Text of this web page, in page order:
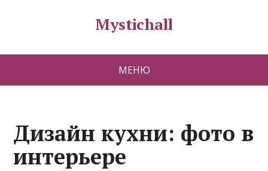
Mystichall
МЕНЮ
Дизайн кухни: фото в
интерьере